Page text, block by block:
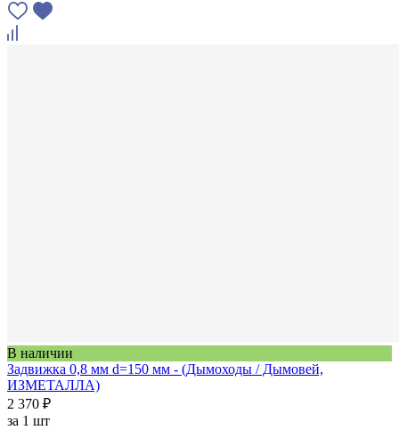
В наличии
Задвижка 0,8 мм d=150 мм - (Дымоходы / Дымовей,
ИЗМЕТАЛЛА)
2 370 ₽
за 1 шт